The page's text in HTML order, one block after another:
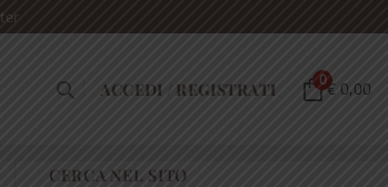
ACCEDI / REGISTRATI 0€ 0,00
CERCA NEL SITO